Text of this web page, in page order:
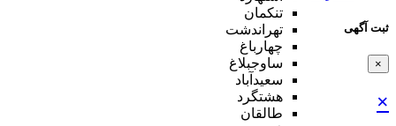
ثبت آگهی
×
×
تنکمان
تهراندشت
چهارباغ
ساوجبلاغ
سعیدآباد
هشتگرد
طالقان